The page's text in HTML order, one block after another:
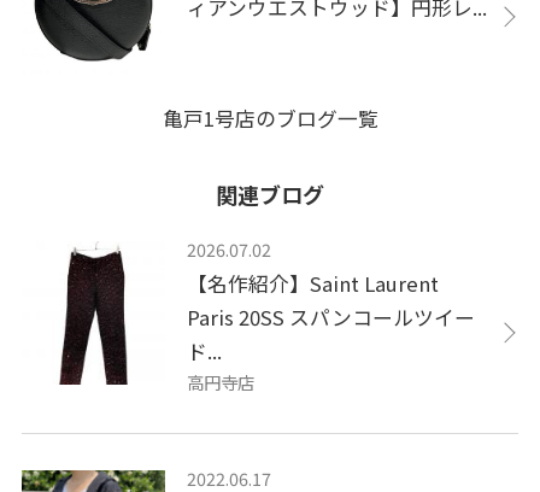
ィアンウエストウッド】円形レ...
亀戸1号店のブログ一覧
関連ブログ
2026.07.02
【名作紹介】Saint Laurent
Paris 20SS スパンコールツイー
ド...
高円寺店
2022.06.17